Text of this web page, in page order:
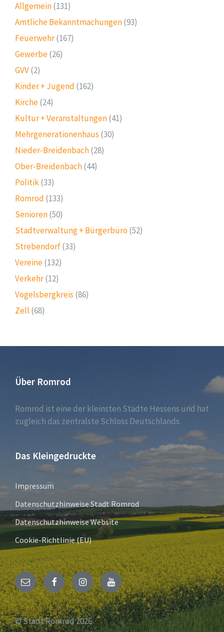
Allgemein(131)
Amtliche Bekanntmachungen(93)
Feuerwehr(167)
Gewerbe(26)
GVV(2)
Kinder + Jugend (162)
Kirche(24)
Kultur + Veranstaltungen(41)
Mehrgenerationenhaus (30)
Nieder-Breidenbach(28)
Ober-Breidenbach(44)
Politik(33)
Romrod (133)
Senioren(50)
Stadtverwaltung + Bürgerbüro (52)
Strebendorf(33)
Vereine(132)
Verkehr(12)
Vogelsbergkreis (86)
Zell (68)
Über Romrod
Romrod ist eine der kleinsten Städte Hessens und hat
zugleich das zentralste Schloss Deutschlands.
Das Kleingedruckte
Impressum
Datenschutzhinweise Stadt Romrod
Datenschutzhinweise Website
Cookie-Richtlinie (EU)
E-
Mail
FacebookInstagramYouTube
© Stadt Romrod 2026